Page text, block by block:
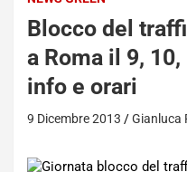
Blocco del
a Roma il 9,
info e orari
9 Dicembre 2013 Gianluca